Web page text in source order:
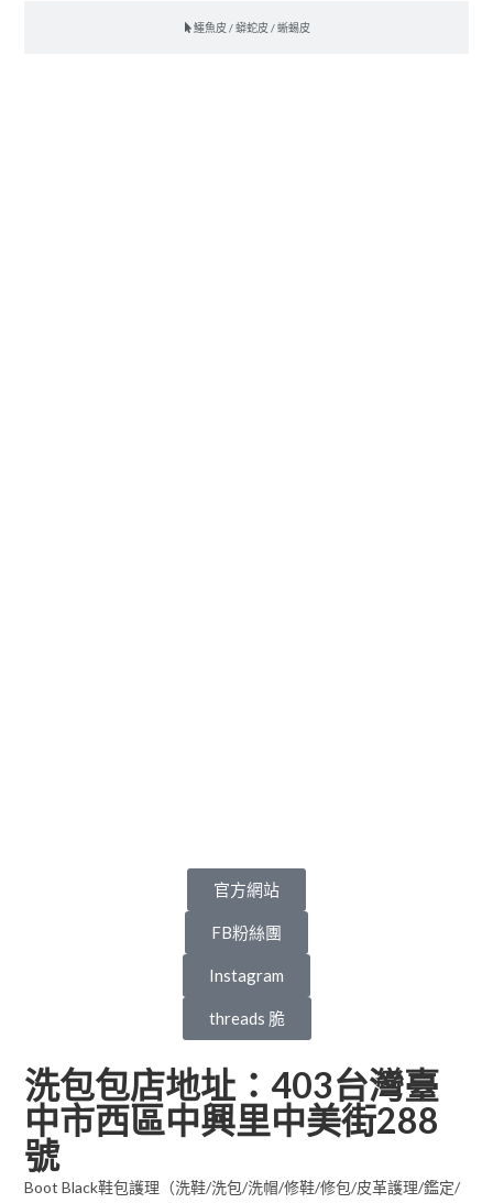
鱷魚皮 / 蟒蛇皮 / 蜥蜴皮
官方網站
FB粉絲團
Instagram
threads 脆
洗包包店地址：403台灣臺
中市西區中興里中美街288
號
Boot Black鞋包護理（洗鞋/洗包/洗帽/修鞋/修包/皮革護理/鑑定/